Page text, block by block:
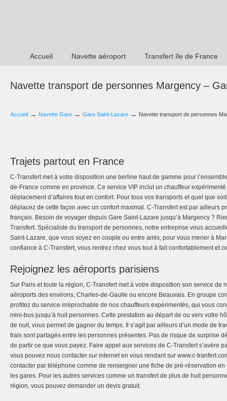
Accueil Navette aéroport Transfert île de France
Navette transport de personnes Margency –
Accueil → Navette Gare → Gare Saint-Lazare → Navette transport de personnes
Trajets partout en France
C-Transfert met à votre disposition une berline haut de gamme pour
de-France comme en province. Ce service VIP inclut un chauffeur
déplacement d’affaires tout en confort. Pour tous vos transports et quel que
déplacez de cette façon avec un confort maximal. C-Transfert est par ailleurs
français. Besoin de voyager depuis Gare Saint-Lazare jusqu’à Margency ?
Transfert. Spécialiste du transport de personnes, notre entreprise vous
Saint-Lazare, que vous soyez en couple ou entre amis, pour vous mener à
confiance à C-Transfert, vous rentrez chez vous tout à fait confortablement et
Rejoignez les aéroports parisiens
Sur Paris et toute la région, C-Transfert met à votre disposition son service de
aéroports des environs, Charles-de-Gaulle ou encore Beauvais. En groupe
profitez du service irréprochable de nos chauffeurs expérimentés, qui vous
mini-bus jusqu’à huit personnes. Cette prestation au départ de ou vers votre
de nuit, vous permet de gagner du temps. Il s’agit par ailleurs d’un mode de
frais sont partagés entre les personnes présentes. Pas de risque de surprise
de partir ce que vous payez. Faire appel aux services de C-Transfert s’avère
vous pouvez nous contacter sur internet en vous rendant sur www.c-
contacter par téléphone comme de renseigner une fiche de pré-réservation
les gares. Pour les autres services comme un transfert de plus de huit
région, vous pouvez demander un devis gratuit.